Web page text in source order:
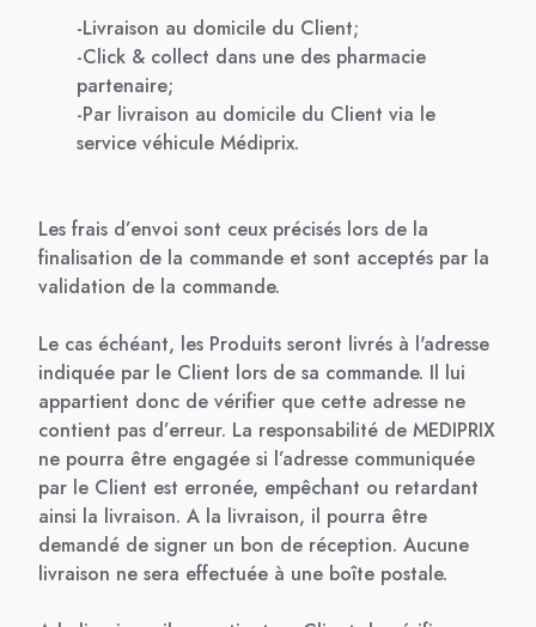
-Livraison au domicile du Client;
-Click & collect dans une des pharmacie
partenaire;
-Par livraison au domicile du Client via le
service véhicule Médiprix.
Les frais d’envoi sont ceux précisés lors de la
finalisation de la commande et sont acceptés par la
validation de la commande.
Le cas échéant, les Produits seront livrés à l'adresse
indiquée par le Client lors de sa commande. Il lui
appartient donc de vérifier que cette adresse ne
contient pas d’erreur. La responsabilité de MEDIPRIX
ne pourra être engagée si l’adresse communiquée
par le Client est erronée, empêchant ou retardant
ainsi la livraison. A la livraison, il pourra être
demandé de signer un bon de réception. Aucune
livraison ne sera effectuée à une boîte postale.